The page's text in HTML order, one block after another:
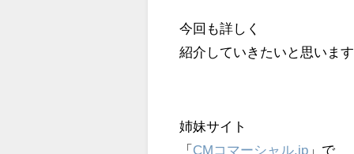
今回も詳しく
紹介していきたいと思います
姉妹サイト
「 CMコマーシャル.jp 」で